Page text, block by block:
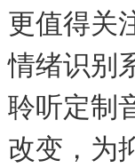
更值得关
情绪识别
聆听定制
改变，为